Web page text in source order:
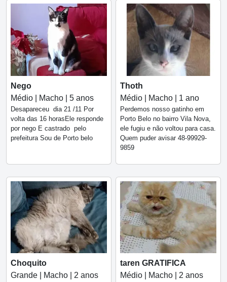
Nego
Médio | Macho | 5 anos
Desapareceu dia 21 /11 Por
volta das 16 horasEle responde
por nego E castrado pelo
prefeitura Sou de Porto belo
Thoth
Médio | Macho | 1 ano
Perdemos nosso gatinho em
Porto Belo no bairro Vila Nova,
ele fugiu e não voltou para casa.
Quem puder avisar 48-99929-
9859
Choquito
Grande | Macho | 2 anos
taren GRATIFICA
Médio | Macho | 2 anos